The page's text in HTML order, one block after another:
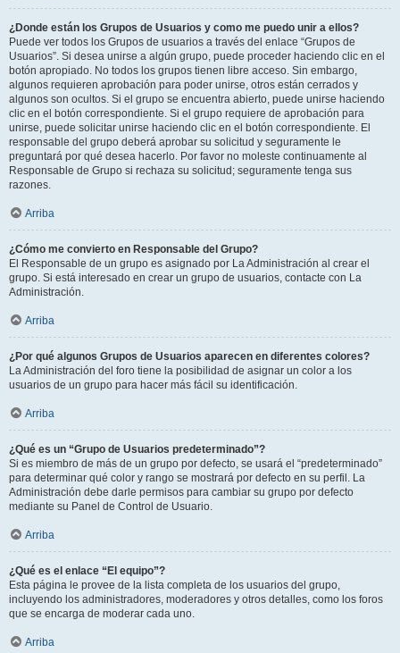
¿Donde están los Grupos de Usuarios y como me puedo unir a ellos?
Puede ver todos los Grupos de usuarios a través del enlace “Grupos de
Usuarios”. Si desea unirse a algún grupo, puede proceder haciendo clic en el
botón apropiado. No todos los grupos tienen libre acceso. Sin embargo,
algunos requieren aprobación para poder unirse, otros están cerrados y
algunos son ocultos. Si el grupo se encuentra abierto, puede unirse haciendo
clic en el botón correspondiente. Si el grupo requiere de aprobación para
unirse, puede solicitar unirse haciendo clic en el botón correspondiente. El
responsable del grupo deberá aprobar su solicitud y seguramente le
preguntará por qué desea hacerlo. Por favor no moleste continuamente al
Responsable de Grupo si rechaza su solicitud; seguramente tenga sus
razones.
Arriba
¿Cómo me convierto en Responsable del Grupo?
El Responsable de un grupo es asignado por La Administración al crear el
grupo. Si está interesado en crear un grupo de usuarios, contacte con La
Administración.
Arriba
¿Por qué algunos Grupos de Usuarios aparecen en diferentes colores?
La Administración del foro tiene la posibilidad de asignar un color a los
usuarios de un grupo para hacer más fácil su identificación.
Arriba
¿Qué es un “Grupo de Usuarios predeterminado”?
Si es miembro de más de un grupo por defecto, se usará el “predeterminado”
para determinar qué color y rango se mostrará por defecto en su perfil. La
Administración debe darle permisos para cambiar su grupo por defecto
mediante su Panel de Control de Usuario.
Arriba
¿Qué es el enlace “El equipo”?
Esta página le provee de la lista completa de los usuarios del grupo,
incluyendo los administradores, moderadores y otros detalles, como los foros
que se encarga de moderar cada uno.
Arriba